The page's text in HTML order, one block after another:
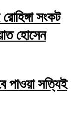
সংকট
হোসেন
পাওয়া সত্যিই